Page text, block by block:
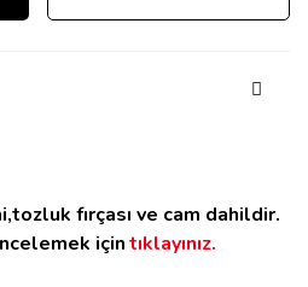
fırçası ve cam dahildir.
içintıklayınız.